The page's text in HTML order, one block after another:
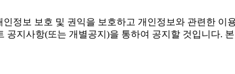
정보 보호 및 권익을 보호하고 개인정보와 관련한 이
지사항(또는 개별공지)을 통하여 공지할 것입니다.